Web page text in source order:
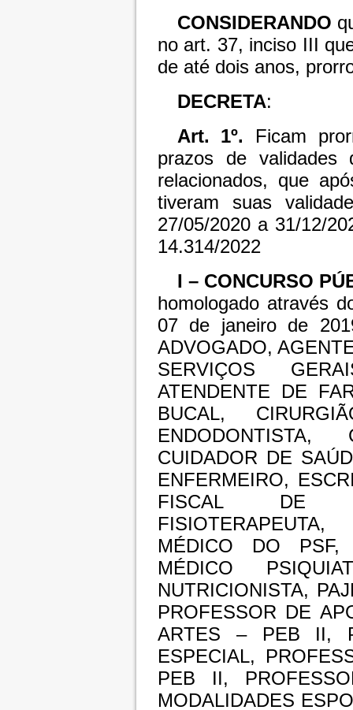
CONSIDERANDO
no art. 37, inciso III
de até dois anos,
DECRETA:
Art. 1º. Ficam
prazos de validades
relacionados, que
tiveram suas
27/05/2020 a 31/12/
14.314/2022
I – CONCURSO
homologado através
07 de janeiro de
ADVOGADO,
SERVIÇOS
ATENDENTE DE
BUCAL,
CUIDADOR DE
ENFERMEIRO,
FISCAL DE
MÉDICO DO PSF,
MÉDICO
NUTRICIONISTA,
PROFESSOR DE
ARTES – PEB II,
ESPECIAL,
PEB II,
MODALIDADES